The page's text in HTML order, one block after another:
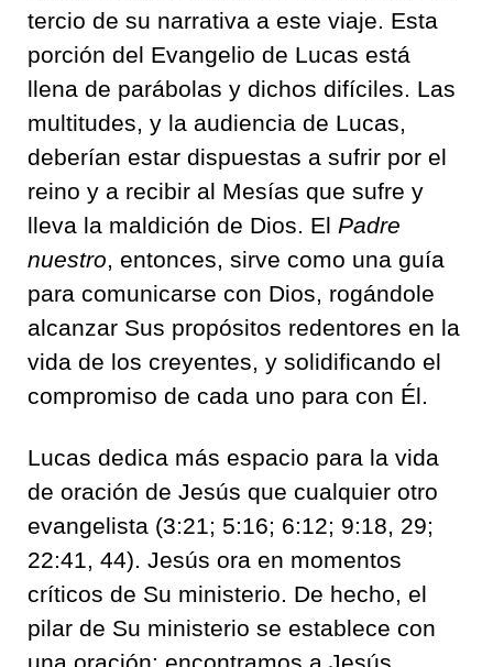
tercio de su narrativa a este viaje. Esta
porción del Evangelio de Lucas está
llena de parábolas y dichos difíciles. Las
multitudes, y la audiencia de Lucas,
deberían estar dispuestas a sufrir por el
reino y a recibir al Mesías que sufre y
lleva la maldición de Dios. El Padre
nuestro , entonces, sirve como una guía
para comunicarse con Dios, rogándole
alcanzar Sus propósitos redentores en la
vida de los creyentes, y solidificando el
compromiso de cada uno para con Él.
Lucas dedica más espacio para la vida
de oración de Jesús que cualquier otro
evangelista (3:21; 5:16; 6:12; 9:18, 29;
22:41, 44). Jesús ora en momentos
críticos de Su ministerio. De hecho, el
pilar de Su ministerio se establece con
una oración: encontramos a Jesús